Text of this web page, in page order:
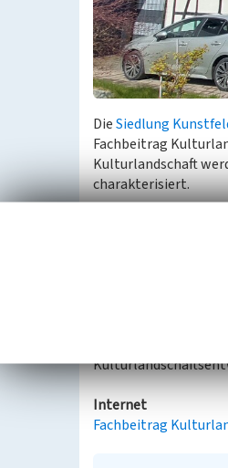
DieSiedlung
Fachbeitrag
Kulturlandschaft
charakterisiert.
Älteste
Fabrikantenvilla im
Aus:
Internet
Fachbeitrag